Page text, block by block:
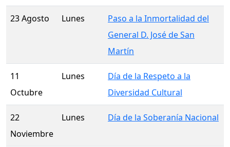
23 Agosto Lunes
Paso a la Inmortalidad del
General D. José de San
Martín
11
Octubre
Lunes
Día de la Respeto a la
Diversidad Cultural
22
Noviembre
Lunes Día de la Soberanía Nacional